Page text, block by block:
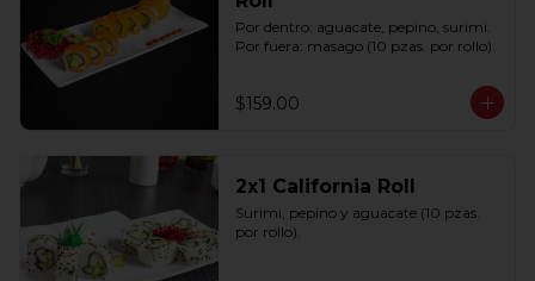
Por dentro: aguacate, pepino, surimi.
Por fuera: masago (10 pzas. por rollo).
$159.00
2x1 California Roll
Surimi, pepino y aguacate (10 pzas.
por rollo).